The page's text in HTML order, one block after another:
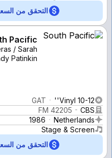
التحقق من
Pacific
/ Sarah
Patinkin
Vinyl 10-12''
GAT
CBS
FM 42205
Netherlands
1986
Stage & Screen
التحقق من